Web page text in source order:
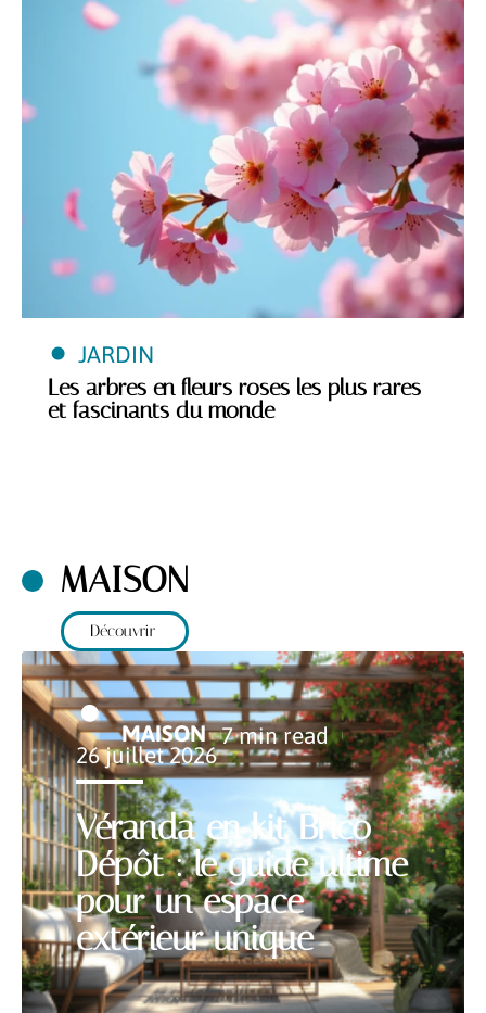
JARDIN
Les arbres en fleurs roses les plus rares
et fascinants du monde
MAISON
Découvrir
Véranda en kit Brico
Dépôt : le guide ultime
pour un espace
extérieur unique
MAISON 7 min read
26 juillet 2026